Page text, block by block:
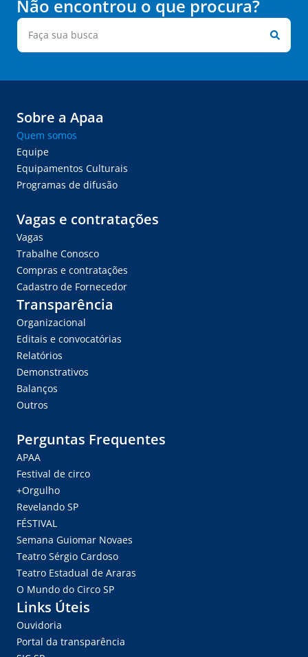
Não encontrou o que procura?
Sobre a Apaa
Quem somos
Equipe
Equipamentos Culturais
Programas de difusão
Vagas e contratações
Vagas
Trabalhe Conosco
Compras e contratações
Cadastro de Fornecedor
Transparência
Organizacional
Editais e convocatórias
Relatórios
Demonstrativos
Balanços
Outros
Perguntas Frequentes
APAA
Festival de circo
+Orgulho
Revelando SP
FÉSTIVAL
Semana Guiomar Novaes
Teatro Sérgio Cardoso
Teatro Estadual de Araras
O Mundo do Circo SP
Links Úteis
Ouvidoria
Portal da transparência